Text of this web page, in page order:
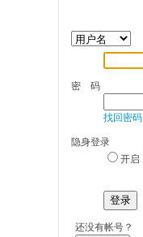
密 码
找回密码
隐身登录
开启
登录
还没有帐号？